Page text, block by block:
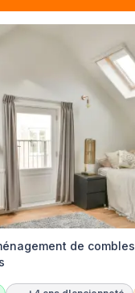
de combles